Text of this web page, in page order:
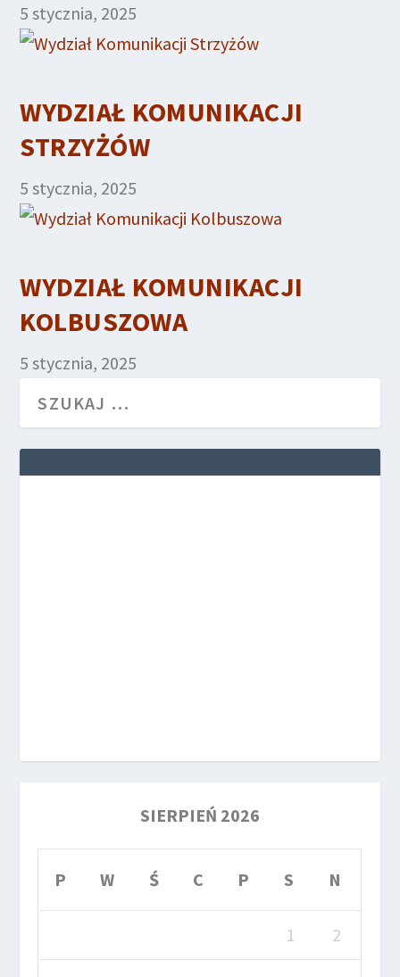
5 stycznia, 2025
WYDZIAŁ KOMUNIKACJI
STRZYŻÓW
5 stycznia, 2025
WYDZIAŁ KOMUNIKACJI
KOLBUSZOWA
5 stycznia, 2025
SIERPIEŃ 2026
P W Ś C P S N
1 2